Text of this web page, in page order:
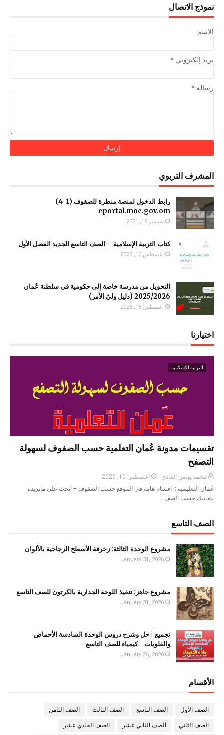
نموذج الاتصال
الاسم
بريد إلكتروني *
رسالة *
المشرف التربوي
رابط الدخول لمنصة منظرة للصفوف (1_4)
سبتمبر 16, 2021
كتاب التربية الإسلامية – الصف التاسع الجديد الفصل الأول
أغسطس 16, 2025
التحويل من مدرسة خاصة إلى حكومية في سلطنة عُمان
2025/2026 (دليل وليّ الأمر)
أغسطس 18, 2025
اختيارنا
التربية الإسلامية
تقسيمات مدونة عُمان التعلمية حسب الصفوف لسهولة
التصفح
محمد يونس الغادي
أغسطس 10, 2020
عُمان التعليمية :: اقسام هامة في الموقع حسب الصفوف + ابحث على ماتريده
بنفسك حسب الصف…
الصف التاسع
مشروع الوحدة الثالثة: زخرفة الأسطح الزجاجية بالألوان
January 31, 2026
مشروع جاهز: تنفيذ اللوحة الجدارية بالكرتون للصف التاسع
January 31, 2026
تجميع | حل وشرح دروس الوحدة السادسة الأحماض
والقلويات - كيمياء للصف التاسع
January 26, 2026
الأقسام
الصف الأول الصف التاسع الصف الثالث الصف الثامن
الصف الثاني الصف الثاني عشر الصف الحادي عشر